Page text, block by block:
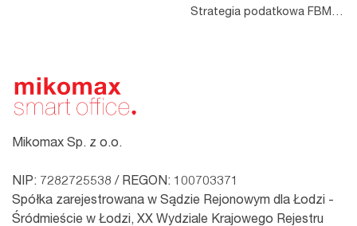
Mikomax Sp. z o.o.
NIP: 7282725538 / REGON: 100703371
Spółka zarejestrowana w Sądzie Rejonowym dla Łodzi -
Śródmieście w Łodzi, XX Wydziale Krajowego Rejestru
Strategia podatkowa FBM 2023